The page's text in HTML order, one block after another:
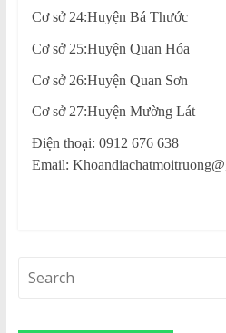
Cơ sở 24:Huyện Bá Thước
Cơ sở 25:Huyện Quan Hóa
Cơ sở 26:Huyện Quan Sơn
Cơ sở 27:Huyện Mường Lát
Điện thoại: 0912 676 638
Email: